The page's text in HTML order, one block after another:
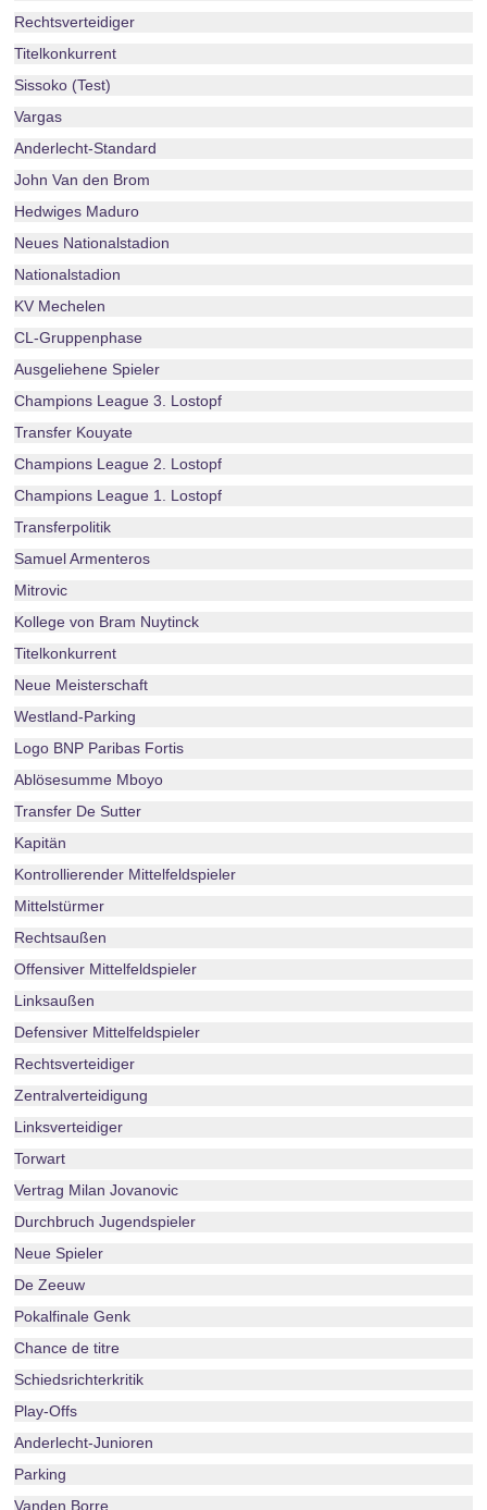
Rechtsverteidiger
Titelkonkurrent
Sissoko (Test)
Vargas
Anderlecht-Standard
John Van den Brom
Hedwiges Maduro
Neues Nationalstadion
Nationalstadion
KV Mechelen
CL-Gruppenphase
Ausgeliehene Spieler
Champions League 3. Lostopf
Transfer Kouyate
Champions League 2. Lostopf
Champions League 1. Lostopf
Transferpolitik
Samuel Armenteros
Mitrovic
Kollege von Bram Nuytinck
Titelkonkurrent
Neue Meisterschaft
Westland-Parking
Logo BNP Paribas Fortis
Ablösesumme Mboyo
Transfer De Sutter
Kapitän
Kontrollierender Mittelfeldspieler
Mittelstürmer
Rechtsaußen
Offensiver Mittelfeldspieler
Linksaußen
Defensiver Mittelfeldspieler
Rechtsverteidiger
Zentralverteidigung
Linksverteidiger
Torwart
Vertrag Milan Jovanovic
Durchbruch Jugendspieler
Neue Spieler
De Zeeuw
Pokalfinale Genk
Chance de titre
Schiedsrichterkritik
Play-Offs
Anderlecht-Junioren
Parking
Vanden Borre